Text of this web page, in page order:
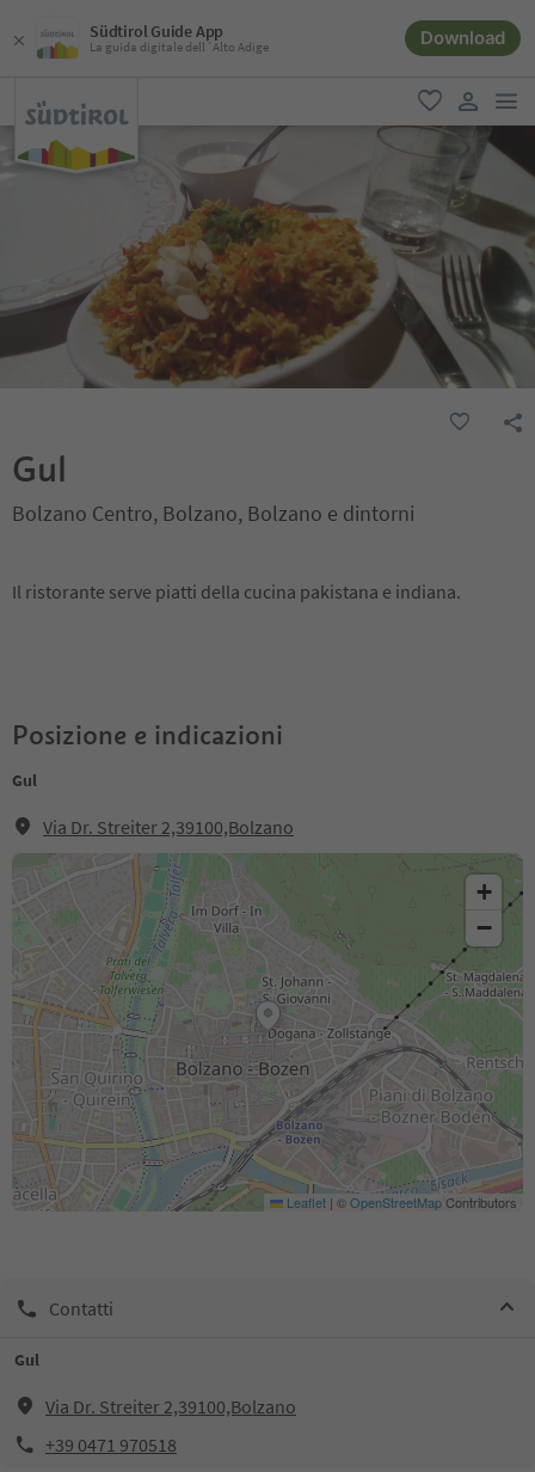
Südtirol Guide App
La guida digitale dell´Alto Adige Download
favoriti
user link
Gul
Bolzano Centro, Bolzano, Bolzano e dintorni
Il ristorante serve piatti della cucina pakistana e indiana.
Posizione e indicazioni
Gul
Via Dr. Streiter 2,39100,Bolzano
+
−
Leaflet | ©OpenStreetMapContributors
Contatti
Gul
Via Dr. Streiter 2,39100,Bolzano
+39 0471 970518